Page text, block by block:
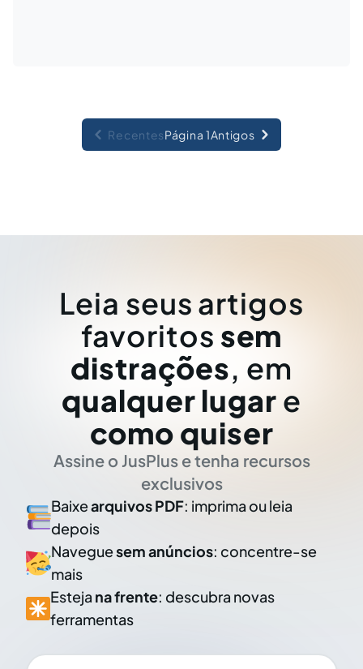
RecentesPágina 1Antigos
Leia seus artigos
favoritos sem
distrações, em
qualquer lugar e
como quiser
Assine o JusPlus e tenha recursos
exclusivos
Baixearquivos PDF: imprima ou leia
depois
Naveguesem anúncios: concentre-se
mais
Esteja na frente: descubra novas
ferramentas